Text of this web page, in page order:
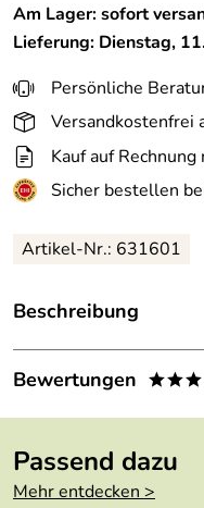
Am Lager: sofort
Lieferung: Dienstag,
Persönliche
Versandkostenfrei
Kauf auf Rechnung
Sicher bestellen
Artikel-Nr.: 631601
Beschreibung
La RochèreWeinglas
Auch einfache
daherkommen.
Ein großer Glas-
Jahrhunderts der
Bewertungen
5Passend dazu
Mehr entdecken >